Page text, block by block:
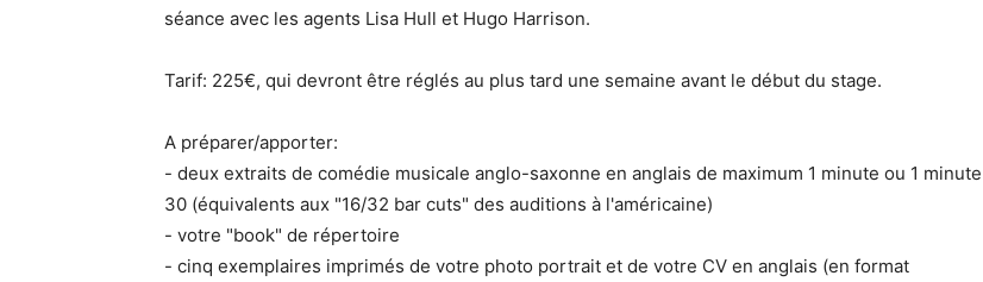
séance avec les agents Lisa Hull et Hugo Harrison.
Tarif: 225€, qui devront être réglés au plus tard une semaine avant le début du stage.
A préparer/apporter:
- deux extraits de comédie musicale anglo-saxonne en anglais de maximum 1 minute ou 1 minute
30 (équivalents aux "16/32 bar cuts" des auditions à l'américaine)
- votre "book" de répertoire
- cinq exemplaires imprimés de votre photo portrait et de votre CV en anglais (en format